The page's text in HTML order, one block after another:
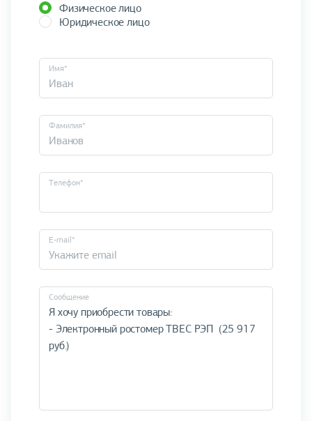
Физическое лицо
Юридическое лицо
Имя*
Фамилия*
Телефон*
E-mail*
Cообщение